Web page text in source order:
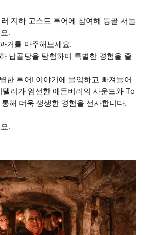
지하 고스트 투어에 참여해 등골 서늘
.
거를 마주해보세요.
납골당을 탐험하며 특별한 경험을 즐
한 투어! 이야기에 몰입하고 빠져들어
러가 엄선한 에든버러의 사운드와 To
해 더욱 생생한 경험을 선사합니다.
.